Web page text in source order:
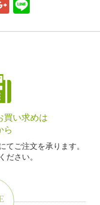
買い求めは
ら
てご注文を承ります。
ださい。